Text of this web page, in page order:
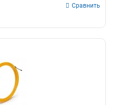
Сравнить